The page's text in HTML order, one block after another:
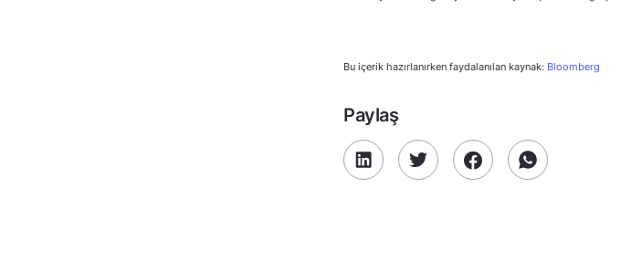
Bu içerik hazırlanırken faydalanılan kaynak: Bloomberg
Paylaş